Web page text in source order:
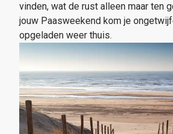
vinden, wat de rust alleen maar ten
jouw Paasweekend kom je
opgeladen weer thuis.